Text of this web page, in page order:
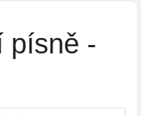
písně -